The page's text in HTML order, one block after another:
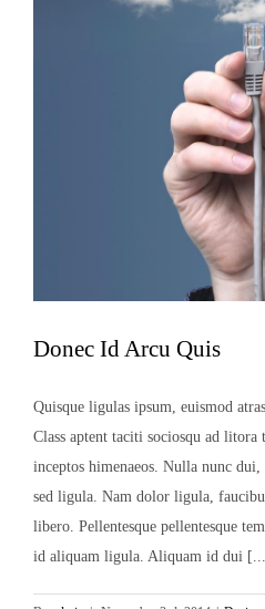
Donec Id Arcu Quis
Quisque ligulas ipsum, euismod
Class aptent taciti sociosqu ad
inceptos himenaeos. Nulla nunc
sed ligula. Nam dolor ligula,
libero. Pellentesque pellentesque
id aliquam ligula. Aliquam id dui